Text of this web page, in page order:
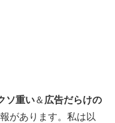
ソ重い＆ 広告だらけの
があります。私は以